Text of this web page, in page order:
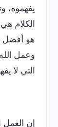
يفهموه،
الكلام
هو أفضل
وعمل
التي لا
إن العمل